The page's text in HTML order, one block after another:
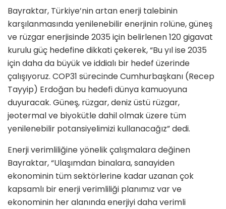
Bayraktar, Türkiye’nin artan enerji talebinin
karşılanmasında yenilenebilir enerjinin rolüne, güneş
ve rüzgar enerjisinde 2035 için belirlenen 120 gigavat
kurulu güç hedefine dikkati çekerek, “Bu yıl ise 2035
için daha da büyük ve iddialı bir hedef üzerinde
çalışıyoruz. COP31 sürecinde Cumhurbaşkanı (Recep
Tayyip) Erdoğan bu hedefi dünya kamuoyuna
duyuracak. Güneş, rüzgar, deniz üstü rüzgar,
jeotermal ve biyokütle dahil olmak üzere tüm
yenilenebilir potansiyelimizi kullanacağız” dedi.
Enerji verimliliğine yönelik çalışmalara değinen
Bayraktar, “Ulaşımdan binalara, sanayiden
ekonominin tüm sektörlerine kadar uzanan çok
kapsamlı bir enerji verimliliği planımız var ve
ekonominin her alanında enerjiyi daha verimli